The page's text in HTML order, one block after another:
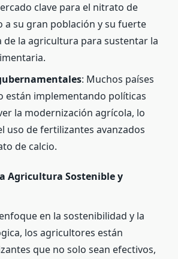
clave para el nitrato de
a su gran población y su fuerte
de la agricultura para sustentar la
: Muchos países
están implementando políticas
la modernización agrícola, lo
uso de fertilizantes avanzados
de calcio.
Agricultura Sostenible y
en la sostenibilidad y la
los agricultores están
que no solo sean efectivos,